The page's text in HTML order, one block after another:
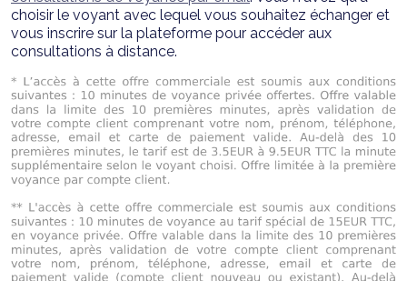
choisir le voyant avec lequel vous souhaitez échanger et
vous inscrire sur la plateforme pour accéder aux
consultations à distance.